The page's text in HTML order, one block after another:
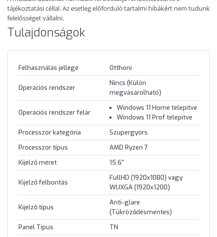
tájékoztatási céllal. Az esetleg előforduló tartalmi hibákért nem tudunk
felelősséget vállalni.
Tulajdonságok
Felhasználás jellege Otthoni
Operációs rendszer
Nincs (Külön
megvásárolható)
Operációs rendszer felár
Windows 11 Home telepítve
Windows 11 Prof telepítve
Processzor kategória
Szupergyors
Processzor típus
AMD Ryzen 7
Kijelző méret
15.6"
Kijelző felbontás
FullHD (1920x1080) vagy
WUXGA (1920x1200)
Kijelző típus
Anti-glare
(Tükröződésmentes)
Panel Típus
TN